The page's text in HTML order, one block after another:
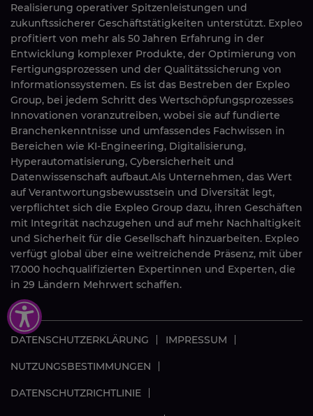
Realisierung operativer Spitzenleistungen und
zukunftssicherer Geschäftstätigkeiten unterstützt. Expleo
profitiert von mehr als 50 Jahren Erfahrung in der
Entwicklung komplexer Produkte, der Optimierung von
Fertigungsprozessen und der Qualitätssicherung von
Informationssystemen. Es ist das Bestreben der Expleo
Group, bei jedem Schritt des Wertschöpfungsprozesses
Innovationen voranzutreiben, wobei sie auf fundierte
Branchenkenntnisse und umfassendes Fachwissen in
Bereichen wie KI-Engineering, Digitalisierung,
Hyperautomatisierung, Cybersicherheit und
Datenwissenschaft aufbaut.Als Unternehmen, das Wert
auf Verantwortungsbewusstsein und Diversität legt,
verpflichtet sich die Expleo Group dazu, ihren Geschäften
mit Integrität nachzugehen und auf mehr Nachhaltigkeit
und Sicherheit für die Gesellschaft hinzuarbeiten. Expleo
verfügt global über eine weitreichende Präsenz, mit über
17.000 hochqualifizierten Expertinnen und Experten, die
in 29 Ländern Mehrwert schaffen.
DATENSCHUTZERKLÄRUNG IMPRESSUM
NUTZUNGSBESTIMMUNGEN
DATENSCHUTZRICHTLINIE